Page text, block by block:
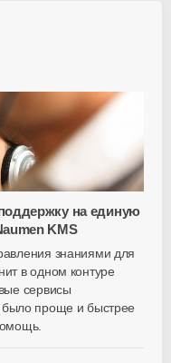
на единую
KMS
знаниями для
в одном контуре
сервисы
было проще и быстрее